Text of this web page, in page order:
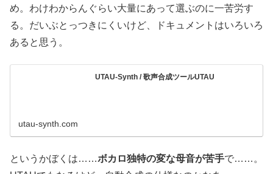
め。わけわからんぐらい大量にあって選ぶのに一苦労す
る。だいぶとっつきにくいけど、ドキュメントはいろいろ
あると思う。
UTAU-Synth / 歌声合成ツールUTAU
utau-synth.com
というかぼくは……ボカロ独特の変な母音が苦手で……。